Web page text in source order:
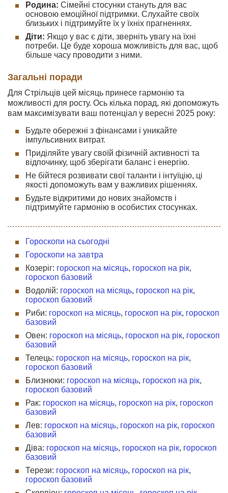
Родина: Сімейні стосунки стануть для вас
основою емоційної підтримки. Слухайте своїх
близьких і підтримуйте їх у їхніх прагненнях.
Діти: Якщо у вас є діти, зверніть увагу на їхні
потреби. Це буде хороша можливість для вас, щоб
більше часу проводити з ними.
Загальні поради
Для Стрільців цей місяць принесе гармонію та
можливості для росту. Ось кілька порад, які допоможуть
вам максимізувати ваш потенціал у вересні 2025 року:
Будьте обережні з фінансами і уникайте
імпульсивних витрат.
Приділяйте увагу своїй фізичній активності та
відпочинку, щоб зберігати баланс і енергію.
Не бійтеся розвивати свої таланти і інтуїцію, ці
якості допоможуть вам у важливих рішеннях.
Будьте відкритими до нових знайомств і
підтримуйте гармонію в особистих стосунках.
Гороскопи на сьогодні
Гороскопи на завтра
Козеріг: гороскоп на місяць, гороскоп на рік,
гороскоп базовий
Водолій: гороскоп на місяць, гороскоп на рік,
гороскоп базовий
Риби: гороскоп на місяць, гороскоп на рік, гороскоп
базовий
Овен: гороскоп на місяць, гороскоп на рік, гороскоп
базовий
Телець: гороскоп на місяць, гороскоп на рік,
гороскоп базовий
Близнюки: гороскоп на місяць, гороскоп на рік,
гороскоп базовий
Рак: гороскоп на місяць, гороскоп на рік, гороскоп
базовий
Лев: гороскоп на місяць, гороскоп на рік, гороскоп
базовий
Діва: гороскоп на місяць, гороскоп на рік, гороскоп
базовий
Терези: гороскоп на місяць, гороскоп на рік,
гороскоп базовий